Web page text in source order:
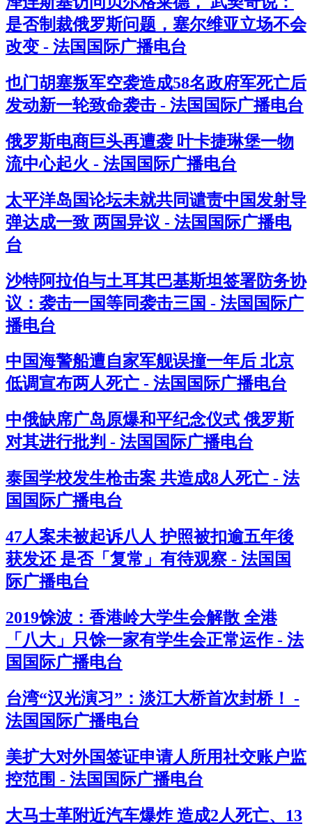
是否制裁俄罗斯问题，塞尔维亚立场不会
改变 - 法国国际广播电台
也门胡塞叛军空袭造成58名政府军死亡后
发动新一轮致命袭击 - 法国国际广播电台
俄罗斯电商巨头再遭袭 叶卡捷琳堡一物
流中心起火 - 法国国际广播电台
太平洋岛国论坛未就共同谴责中国发射导
弹达成一致 两国异议 - 法国国际广播电
台
沙特阿拉伯与土耳其巴基斯坦签署防务协
议：袭击一国等同袭击三国 - 法国国际广
播电台
中国海警船遭自家军舰误撞一年后 北京
低调宣布两人死亡 - 法国国际广播电台
中俄缺席广岛原爆和平纪念仪式 俄罗斯
对其进行批判 - 法国国际广播电台
泰国学校发生枪击案 共造成8人死亡 - 法
国国际广播电台
47人案未被起诉八人 护照被扣逾五年後
获发还 是否「复常」有待观察 - 法国国
际广播电台
2019馀波：香港岭大学生会解散 全港
「八大」只馀一家有学生会正常运作 - 法
国国际广播电台
台湾“汉光演习”：淡江大桥首次封桥！ -
法国国际广播电台
美扩大对外国签证申请人所用社交账户监
控范围 - 法国国际广播电台
大马士革附近汽车爆炸 造成2人死亡、13